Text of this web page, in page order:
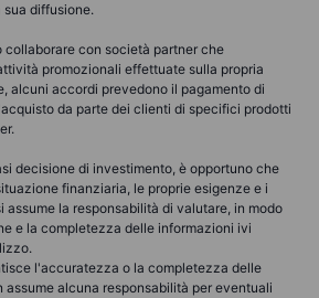
sua diffusione.
collaborare con società partner che
promozionali effettuate sulla propria
alcuni accordi prevedono il pagamento di
da parte dei clienti di specifici prodotti
decisione di investimento, è opportuno che
finanziaria, le proprie esigenze e i
assume la responsabilità di valutare, in modo
e la completezza delle informazioni ivi
l'accuratezza o la completezza delle
assume alcuna responsabilità per eventuali